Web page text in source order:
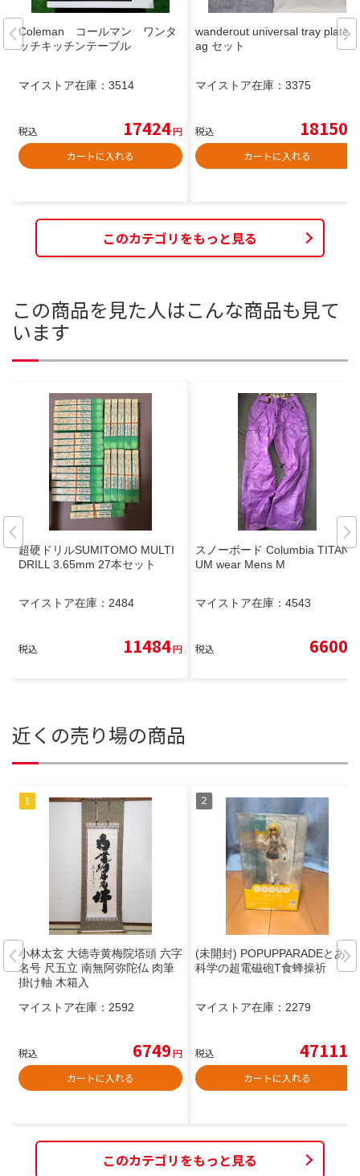
Coleman コールマン ワンタ
ッチキッチンテーブル
マイストア在庫： 3514
税込 17424円
カートに入れる
wanderout universal tray plate b
ag セット
マイストア在庫： 3375
税込 18150
カートに入れる
このカテゴリをもっと見る
この商品を見た人はこんな商品も見て
います
超硬ドリルSUMITOMO MULTI
DRILL 3.65mm 27本セット
マイストア在庫： 2484
税込 11484円
スノーボード Columbia TITANI
UM wear Mens M
マイストア在庫： 4543
税込 6600
近くの売り場の商品
小林太玄 大徳寺黄梅院塔頭 六字
名号 尺五立 南無阿弥陀仏 肉筆
掛け軸 木箱入
マイストア在庫： 2592
税込 6749円
カートに入れる
(未開封) POPUPPARADEとある
科学の超電磁砲T食蜂操祈
マイストア在庫： 2279
税込 47111
カートに入れる
このカテゴリをもっと見る